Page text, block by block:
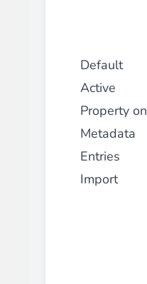
Default
Active
Property on
Metadata
Entries
Import